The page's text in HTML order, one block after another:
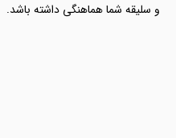
و سلیقه شما هماهنگی داشته باشد.